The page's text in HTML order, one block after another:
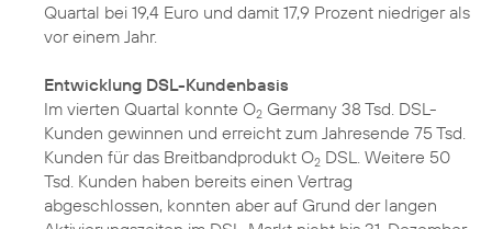
Quartal bei 19,4 Euro und damit 17,9 Prozent niedriger als
vor einem Jahr.
Entwicklung DSL-Kundenbasis
Im vierten Quartal konnte O2 Germany 38 Tsd. DSL-
Kunden gewinnen und erreicht zum Jahresende 75 Tsd.
Kunden für das Breitbandprodukt O2 DSL. Weitere 50
Tsd. Kunden haben bereits einen Vertrag
abgeschlossen, konnten aber auf Grund der langen